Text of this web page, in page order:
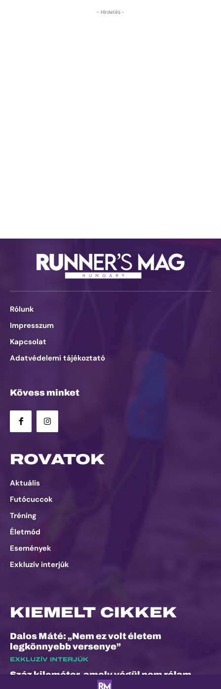
- Hirdetés -
Rólunk
Impresszum
Kapcsolat
Adatvédelemi tájékoztató
Kövess minket
ROVATOK
Aktuális
Futócuccok
Tréning
Életmód
Események
Exkluzív interjúk
KIEMELT CIKKEK
Dalos Máté: „Nem ez volt életem
legkönnyebb versenye”
EXKLUZÍV INTERJÚK
Száz kilométer, amely végül nem rólam